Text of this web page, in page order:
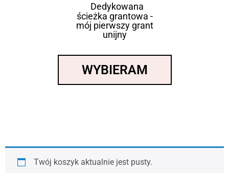
Dedykowana
ścieżka grantowa -
mój pierwszy grant
unijny
WYBIERAM
Twój koszyk aktualnie jest pusty.